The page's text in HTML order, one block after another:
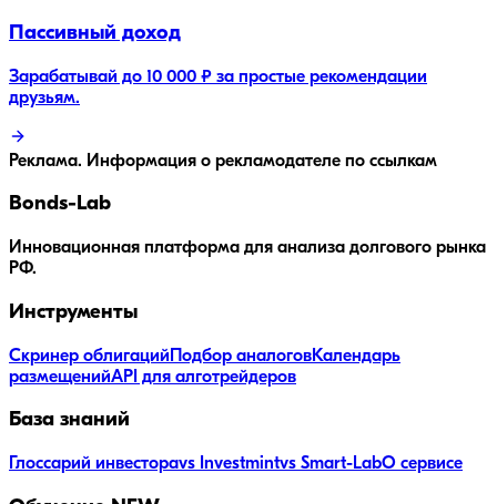
Пассивный доход
Зарабатывай до 10 000 ₽ за простые рекомендации
друзьям.
Реклама. Информация о рекламодателе по ссылкам
Bonds-Lab
Инновационная платформа для анализа долгового рынка
РФ.
Инструменты
Скринер облигаций Подбор аналоговКалендарь
размещенийAPI для алготрейдеров
База знаний
Глоссарий инвестораvs Investmintvs Smart-LabО сервисе